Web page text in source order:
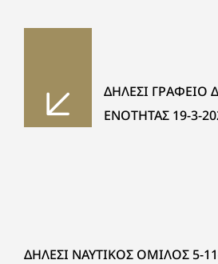
ΔΗΛΕΣΙ ΓΡΑΦΕΙΟ
ΕΝΟΤΗΤΑΣ 19-3-
ΔΗΛΕΣΙ ΝΑΥΤΙΚΟΣ ΟΜΙΛΟΣ 5-